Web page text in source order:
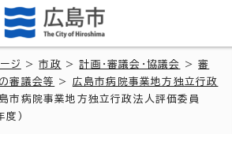
ジ >市政 >計画・審議会・協議会 >審
審議会等 > 広島市病院事業地方独立行政
市病院事業地方独立行政法人評価委員
）